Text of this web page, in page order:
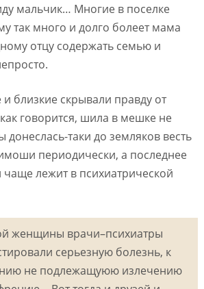
мальчик… Многие в поселке
так много и долго болеет мама
отцу содержать семью и
близкие скрывали правду от
говорится, шила в мешке не
таки до земляков весть
периодически, а последнее
лежит в психиатрической
женщины врачи–психиатры
серьезную болезнь, к
не подлежащуюю излечению